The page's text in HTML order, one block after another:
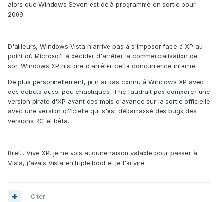
alors que Windows Seven est déjà programmé en sortie pour
2009.
D'ailleurs, Windows Vista n'arrive pas à s'imposer face à XP au
point où Microsoft à décider d'arrêter la commercialisation de
son Windows XP histoire d'arrêter cette concurrence interne.
De plus personnellement, je n'ai pas connu à Windows XP avec
des débuts aussi peu chaotiques, il ne faudrait pas comparer une
version pirate d'XP ayant des mois d'avance sur la sortie officielle
avec une version officielle qui s'est débarrassé des bugs des
versions RC et bêta.
Bref... Vive XP, je ne vois aucune raison valable pour passer à
Vista, j'avais Vista en triple boot et je l'ai viré.
Citer